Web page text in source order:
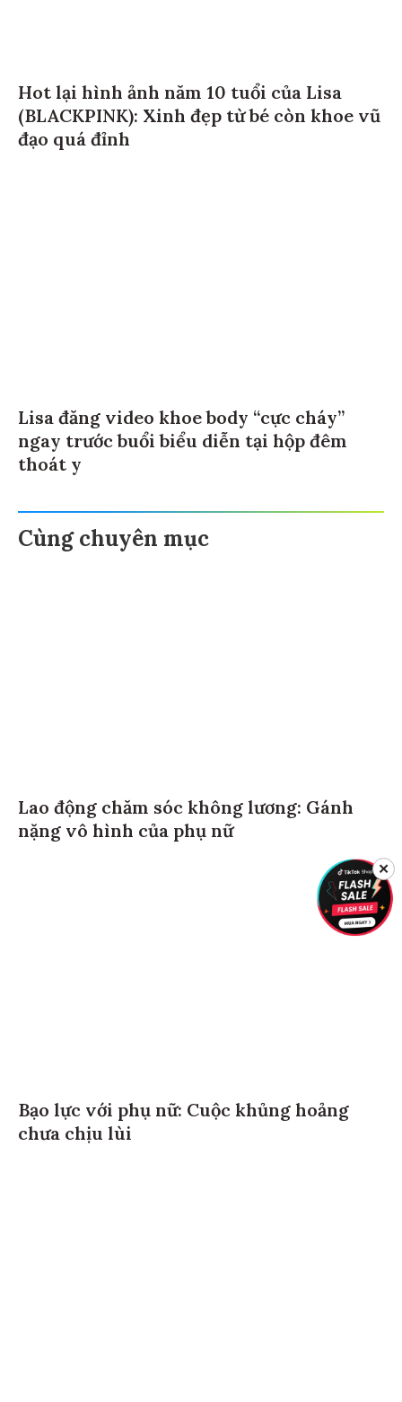
Hot lại hình ảnh năm 10 tuổi của Lisa
(BLACKPINK): Xinh đẹp từ bé còn khoe vũ
đạo quá đỉnh
Lisa đăng video khoe body “cực cháy”
ngay trước buổi biểu diễn tại hộp đêm
thoát y
Cùng chuyên mục
Lao động chăm sóc không lương: Gánh
nặng vô hình của phụ nữ
Bạo lực với phụ nữ: Cuộc khủng hoảng
chưa chịu lùi
✕